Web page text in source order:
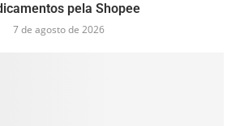
pela Shopee
7 de agosto de 2026